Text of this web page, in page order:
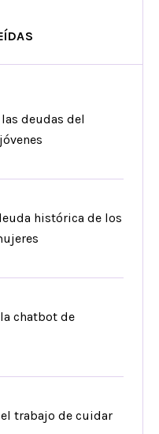
deudas del
histórica de los
chatbot de
trabajo de cuidar